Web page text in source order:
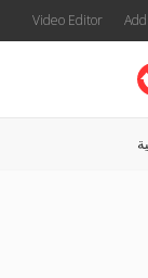
Video Editor